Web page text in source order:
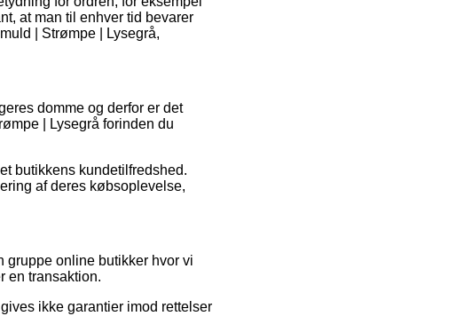
at man til enhver tid bevarer
| Strømpe | Lysegrå,
domme og derfor er det
| Lysegrå forinden du
butikkens kundetilfredshed.
af deres købsoplevelse,
gruppe online butikker hvor vi
en transaktion.
ikke garantier imod rettelser